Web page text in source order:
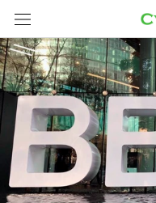
Saltar
a
contenido